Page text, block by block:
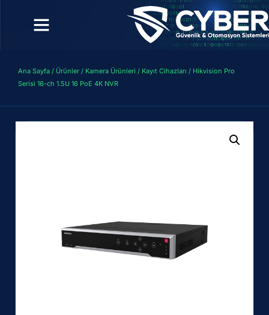
Ana Sayfa / Ürünler / Kamera Ürünleri / Kayıt Cihazları / Hikvision Pro
Serisi 16-ch 1.5U 16 PoE 4K NVR